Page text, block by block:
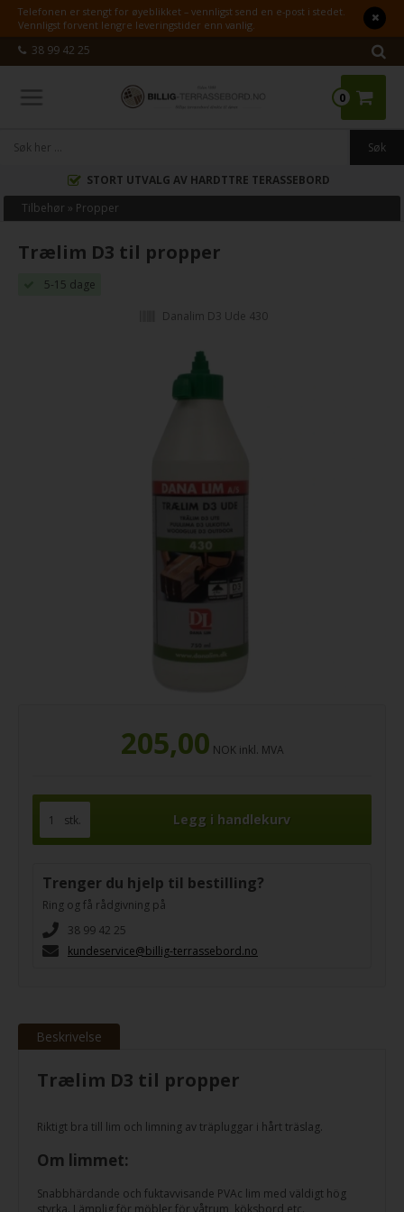
Telefonen er stengt for øyeblikket – vennligst send en e-post i stedet.
Vennligst forvent lengre leveringstider enn vanlig.
38 99 42 25
0
STORT UTVALG AV HARDTTRE TERASSEBORD
Tilbehør » Propper
Trælim D3 til propper
5-15 dage
Danalim D3 Ude 430
205,00 NOK inkl. MVA
stk.
Trenger du hjelp til bestilling?
Ring og få rådgivning på
38 99 42 25
kundeservice@billig-terrassebord.no
Beskrivelse
Trælim D3 til propper
Riktigt bra till lim och limning av träpluggar i hårt träslag.
Om limmet:
Snabbhärdande och fuktavvisande PVAc lim med väldigt hög
styrka. Lämplig för möbler för våtrum, köksbord etc.